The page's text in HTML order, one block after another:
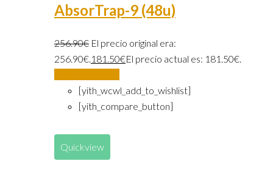
AbsorTrap-9 (48u)
256.90€ El precio original era:
256.90€.181.50€El precio actual es: 181.50€.
[yith_wcwl_add_to_wishlist]
[yith_compare_button]
Quickview